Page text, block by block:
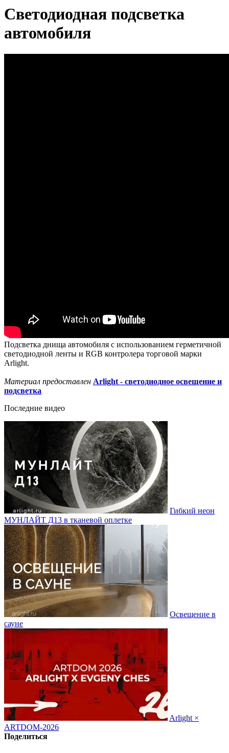
Светодиодная подсветка
автомобиля
Подсветка днища автомобиля с использованием герметичной
светодиодной ленты и RGB контролера торговой марки
Arlight.
Материал предоставлен Arlight - светодиодное освещение и
подсветка
Последние видео
Гибкий неон
МУНЛАЙТ Д13 в тканевой оплетке
Освещение в
сауне
Arlight ×
ARTDOM-2026
Поделиться